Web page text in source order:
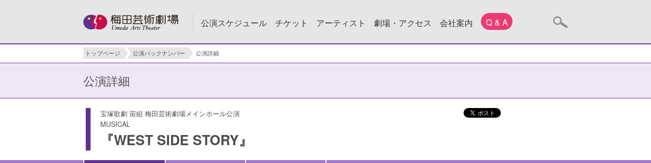
公演スケジュール チケット アーティスト 劇場・アクセス 会社案内 Q & A
トップページ 公演バックナンバー 公演詳細
公演詳細
宝塚歌劇 宙組 梅田芸術劇場メインホール公演
MUSICAL
『WEST SIDE STORY』